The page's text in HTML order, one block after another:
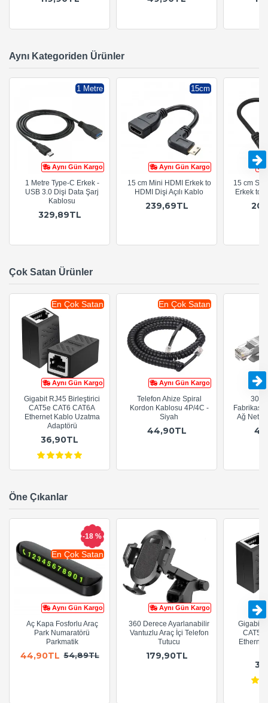
Aynı Kategoriden Ürünler
Aynı Gün Kargo
1 Metre
1 Metre Type-C Erkek -
USB 3.0 Dişi Data Şarj
Kablosu
329,89TL
Aynı Gün Kargo
15cm
15 cm Mini HDMI Erkek to
HDMI Dişi Açılı Kablo
239,69TL
15 cm
Erkek to
Çok Satan Ürünler
Aynı Gün Kargo
En Çok Satan
Gigabit RJ45 Birleştirici
CAT5e CAT6 CAT6A
Ethernet Kablo Uzatma
Adaptörü
36,90TL
Aynı Gün Kargo
En Çok Satan
Telefon Ahize Spiral
Kordon Kablosu 4P/4C -
Siyah
44,90TL
Ağ
Öne Çıkanlar
Aynı Gün Kargo
En Çok Satan
-18 %
Aç Kapa Fosforlu Araç
Park Numaratörü
Parkmatik
44,90TL 54,89TL
Aynı Gün Kargo
360 Derece Ayarlanabilir
Vantuzlu Araç İçi Telefon
Tutucu
179,90TL
Gigabit
CAT5e